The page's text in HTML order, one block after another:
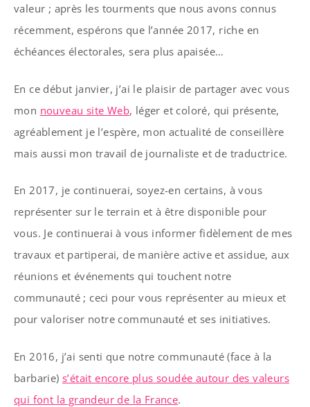
valeur ; après les tourments que nous avons connus
récemment, espérons que l’année 2017, riche en
échéances électorales, sera plus apaisée…
En ce début janvier, j’ai le plaisir de partager avec vous
mon nouveau site Web, léger et coloré, qui présente,
agréablement je l’espère, mon actualité de conseillère
mais aussi mon travail de journaliste et de traductrice.
En 2017, je continuerai, soyez-en certains, à vous
représenter sur le terrain et à être disponible pour
vous. Je continuerai à vous informer fidèlement de mes
travaux et partiperai, de manière active et assidue, aux
réunions et événements qui touchent notre
communauté ; ceci pour vous représenter au mieux et
pour valoriser notre communauté et ses initiatives.
En 2016, j’ai senti que notre communauté (face à la
barbarie)s’était encore plus soudée autour des valeurs
qui font la grandeur de la France.